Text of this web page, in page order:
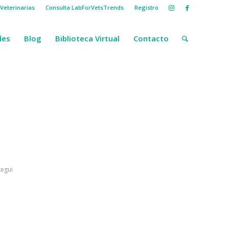
Consulta LabForVetsTrends Registro
Blog Biblioteca Virtual Contacto